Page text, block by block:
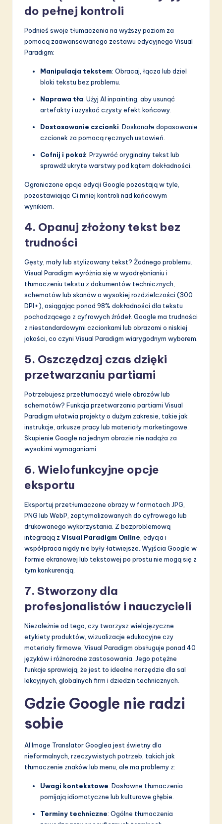
do pełnej kontroli
Podnieś swoje tłumaczenia na wyższy poziom za
pomocą zaawansowanego zestawu edycyjnego Visual
Paradigm:
Manipulacja tekstem: Obracaj, łącza lub dziel
bloki tekstu bez problemu.
Naprawa tła: Użyj AI inpainting, aby usunąć
artefakty i uzyskać czysty efekt końcowy.
Dostosowanie czcionki: Doskonałe dopasowanie
czcionek za pomocą ręcznych ustawień.
Cofnij i pokaż: Przywróć oryginalny tekst lub
sprawdź ukryte warstwy pod kątem dokładności.
Ograniczone opcje edycji Google pozostają w tyle,
pozostawiając Ci mniej kontroli nad końcowym
wynikiem.
4. Opanuj złożony tekst bez
trudności
Gęsty, mały lub stylizowany tekst? Żadnego problemu.
Visual Paradigm wyróżnia się w wyodrębnianiu i
tłumaczeniu tekstu z dokumentów technicznych,
schematów lub skanów o wysokiej rozdzielczości (300
DPI+), osiągając ponad 98% dokładności dla tekstu
pochodzącego z cyfrowych źródeł. Google ma trudności
z niestandardowymi czcionkami lub obrazami o niskiej
jakości, co czyni Visual Paradigm wiarygodnym wyborem.
5. Oszczędzaj czas dzięki
przetwarzaniu partiami
Potrzebujesz przetłumaczyć wiele obrazów lub
schematów? Funkcja przetwarzania partiami Visual
Paradigm ułatwia projekty o dużym zakresie, takie jak
instrukcje, arkusze pracy lub materiały marketingowe.
Skupienie Google na jednym obrazie nie nadąża za
wysokimi wymaganiami.
6. Wielofunkcyjne opcje
eksportu
Eksportuj przetłumaczone obrazy w formatach JPG,
PNG lub WebP, zoptymalizowanych do cyfrowego lub
drukowanego wykorzystania. Z bezproblemową
integracją z Visual Paradigm Online , edycja i
współpraca nigdy nie były łatwiejsze. Wyjścia Google w
formie ekranowej lub tekstowej po prostu nie mogą się z
tym konkurencją.
7. Stworzony dla
profesjonalistów i nauczycieli
Niezależnie od tego, czy tworzysz wielojęzyczne
etykiety produktów, wizualizacje edukacyjne czy
materiały firmowe, Visual Paradigm obsługuje ponad 40
języków i różnorodne zastosowania. Jego potężne
funkcje sprawiają, że jest to idealne narzędzie dla sal
lekcyjnych, globalnych firm i dziedzin technicznych.
Gdzie Google nie radzi
sobie
AI Image Translator Googlea jest świetny dla
nieformalnych, rzeczywistych potrzeb, takich jak
tłumaczenie znaków lub menu, ale ma problemy z:
Uwagi kontekstowe: Dosłowne tłumaczenia
pomijają idiomatyczne lub kulturowe głębie.
Terminy techniczne: Ogólne tłumaczenia